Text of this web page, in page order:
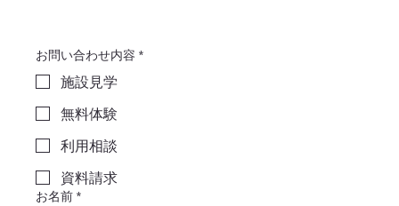
お問い合わせ内容 *
施設見学
無料体験
利用相談
資料請求
お名前 *